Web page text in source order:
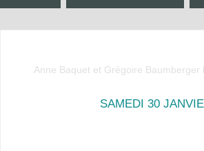
Anne Baquet et Grégoire
SAMEDI 30